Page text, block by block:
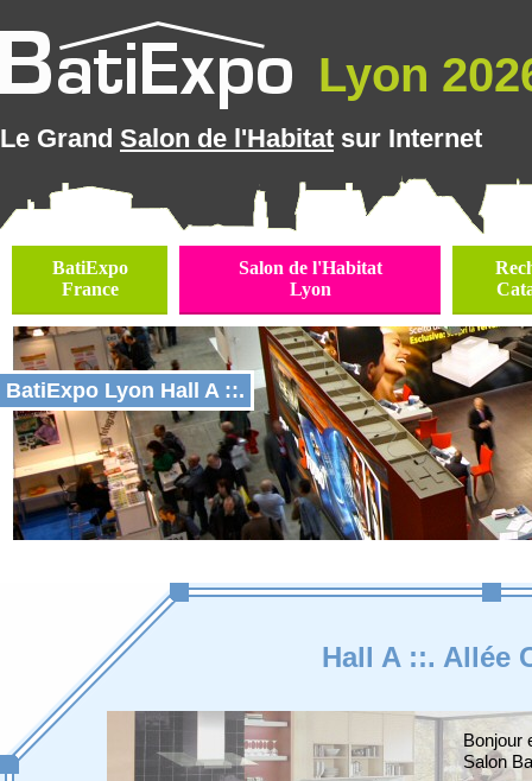
Lyon
Le Grand Salon de l'Habitat sur Internet
BatiExpo
France
Salon de l'Habitat
Lyon
BatiExpo Lyon Hall A ::.
Hall A ::. Allée
Bonjour
Salon